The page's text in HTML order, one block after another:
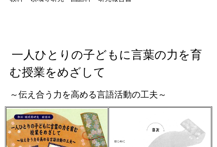
一人ひとりの子どもに言葉の力を育
む授業をめざして
～伝え合う力を高める言語活動の工夫～